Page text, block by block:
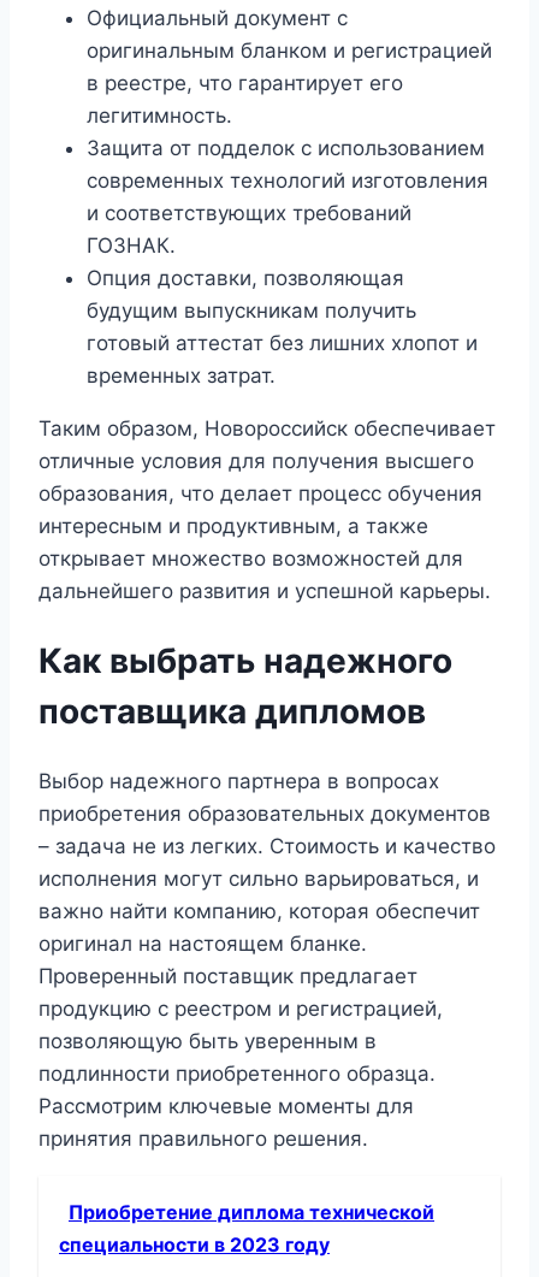
Официальный документ с
оригинальным бланком и регистрацией
в реестре, что гарантирует его
легитимность.
Защита от подделок с использованием
современных технологий изготовления
и соответствующих требований
ГОЗНАК.
Опция доставки, позволяющая
будущим выпускникам получить
готовый аттестат без лишних хлопот и
временных затрат.
Таким образом, Новороссийск обеспечивает
отличные условия для получения высшего
образования, что делает процесс обучения
интересным и продуктивным, а также
открывает множество возможностей для
дальнейшего развития и успешной карьеры.
Как выбрать надежного
поставщика дипломов
Выбор надежного партнера в вопросах
приобретения образовательных документов
– задача не из легких. Стоимость и качество
исполнения могут сильно варьироваться, и
важно найти компанию, которая обеспечит
оригинал на настоящем бланке.
Проверенный поставщик предлагает
продукцию с реестром и регистрацией,
позволяющую быть уверенным в
подлинности приобретенного образца.
Рассмотрим ключевые моменты для
принятия правильного решения.
Приобретение диплома технической
специальности в 2023 году